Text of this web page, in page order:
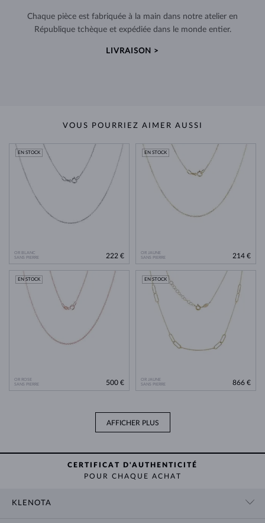
Chaque pièce est fabriquée à la main dans notre atelier en
République tchèque et expédiée dans le monde entier.
LIVRAISON >
VOUS POURRIEZ AIMER AUSSI
OR BLANC
SANS PIERRE
EN STOCK
222 €
OR JAUNE
SANS PIERRE
EN STOCK
214 €
OR ROSE
SANS PIERRE
EN STOCK
500 €
OR JAUNE
SANS PIERRE
EN STOCK
866 €
AFFICHER PLUS
CERTIFICAT D'AUTHENTICITÉ
POUR CHAQUE ACHAT
KLENOTA